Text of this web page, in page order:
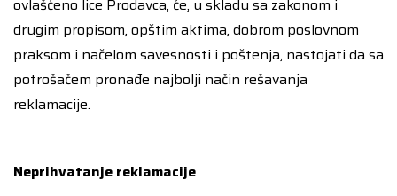
ovlašćeno lice Prodavca, će, u skladu sa zakonom i
drugim propisom, opštim aktima, dobrom poslovnom
praksom i načelom savesnosti i poštenja, nastojati da sa
potrošačem pronađe najbolji način rešavanja
reklamacije.
Neprihvatanje reklamacije